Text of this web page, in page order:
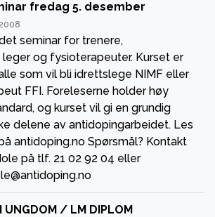
fredag 5. desember
seminar for trenere,
og fysioterapeuter. Kurset er
som vil bli idrettslege NIMF eller
FFI. Foreleserne holder høy
og kurset vil gi en grundig
delene av antidopingarbeidet. Les
antidoping.no Spørsmål? Kontakt
på tlf. 21 02 92 04 eller
UNGDOM / LM DIPLOM